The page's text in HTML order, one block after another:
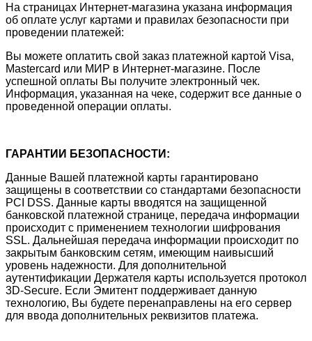
На страницах Интернет-магазина указана информация
об оплате услуг картами и правилах безопасности при
проведении платежей:
Вы можете оплатить свой заказ платежной картой Visa,
Mastercard или МИР в Интернет-магазине. После
успешной оплаты Вы получите электронный чек.
Информация, указанная на чеке, содержит все данные о
проведенной операции оплаты.
ГАРАНТИИ БЕЗОПАСНОСТИ:
Данные Вашей платежной карты гарантировано
защищены в соответствии со стандартами безопасности
PCI DSS. Данные карты вводятся на защищенной
банковской платежной странице, передача информации
происходит с применением технологии шифрования
SSL. Дальнейшая передача информации происходит по
закрытым банковским сетям, имеющим наивысший
уровень надежности. Для дополнительной
аутентификации Держателя карты используется протокол
3D-Secure. Если Эмитент поддерживает данную
технологию, Вы будете перенаправлены на его сервер
для ввода дополнительных реквизитов платежа.